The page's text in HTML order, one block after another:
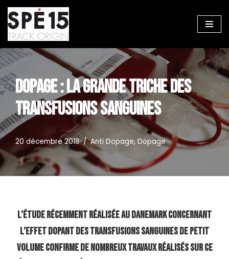
Aller
au
contenu
DOPAGE : LA GRANDE TRICHE DES
TRANSFUSIONS SANGUINES
20 décembre 2018 Anti Dopage, Dopage
L’étude récemment réalisée au Danemark concernant
l’effet dopant des transfusions sanguines de petit
volume confirme de nombreux travaux réalisés sur ce